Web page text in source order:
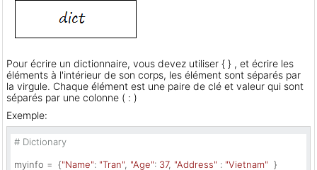
Pour écrire un dictionnaire, vous devez utiliser { } , et écrire les
éléments à l'intérieur de son corps, les élément sont séparés par
la virgule. Chaque élément est une paire de clé et valeur qui sont
séparés par une colonne ( : )
Exemple:
# Dictionary
myinfo =  {"Name": "Tran", "Age": 37, "Address" : "Vietnam"
  }